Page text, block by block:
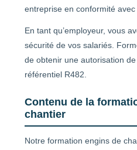
entreprise en conformité avec
En tant qu’employeur, vous
sécurité de vos salariés.
de obtenir une autorisation
référentiel R482.
Contenu de la
chantier
Notre formation engins de